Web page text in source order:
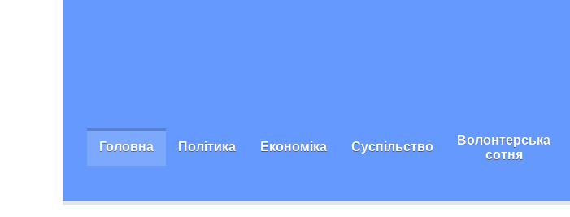
Головна Політика Економіка Суспільство Волонтерська
сотня